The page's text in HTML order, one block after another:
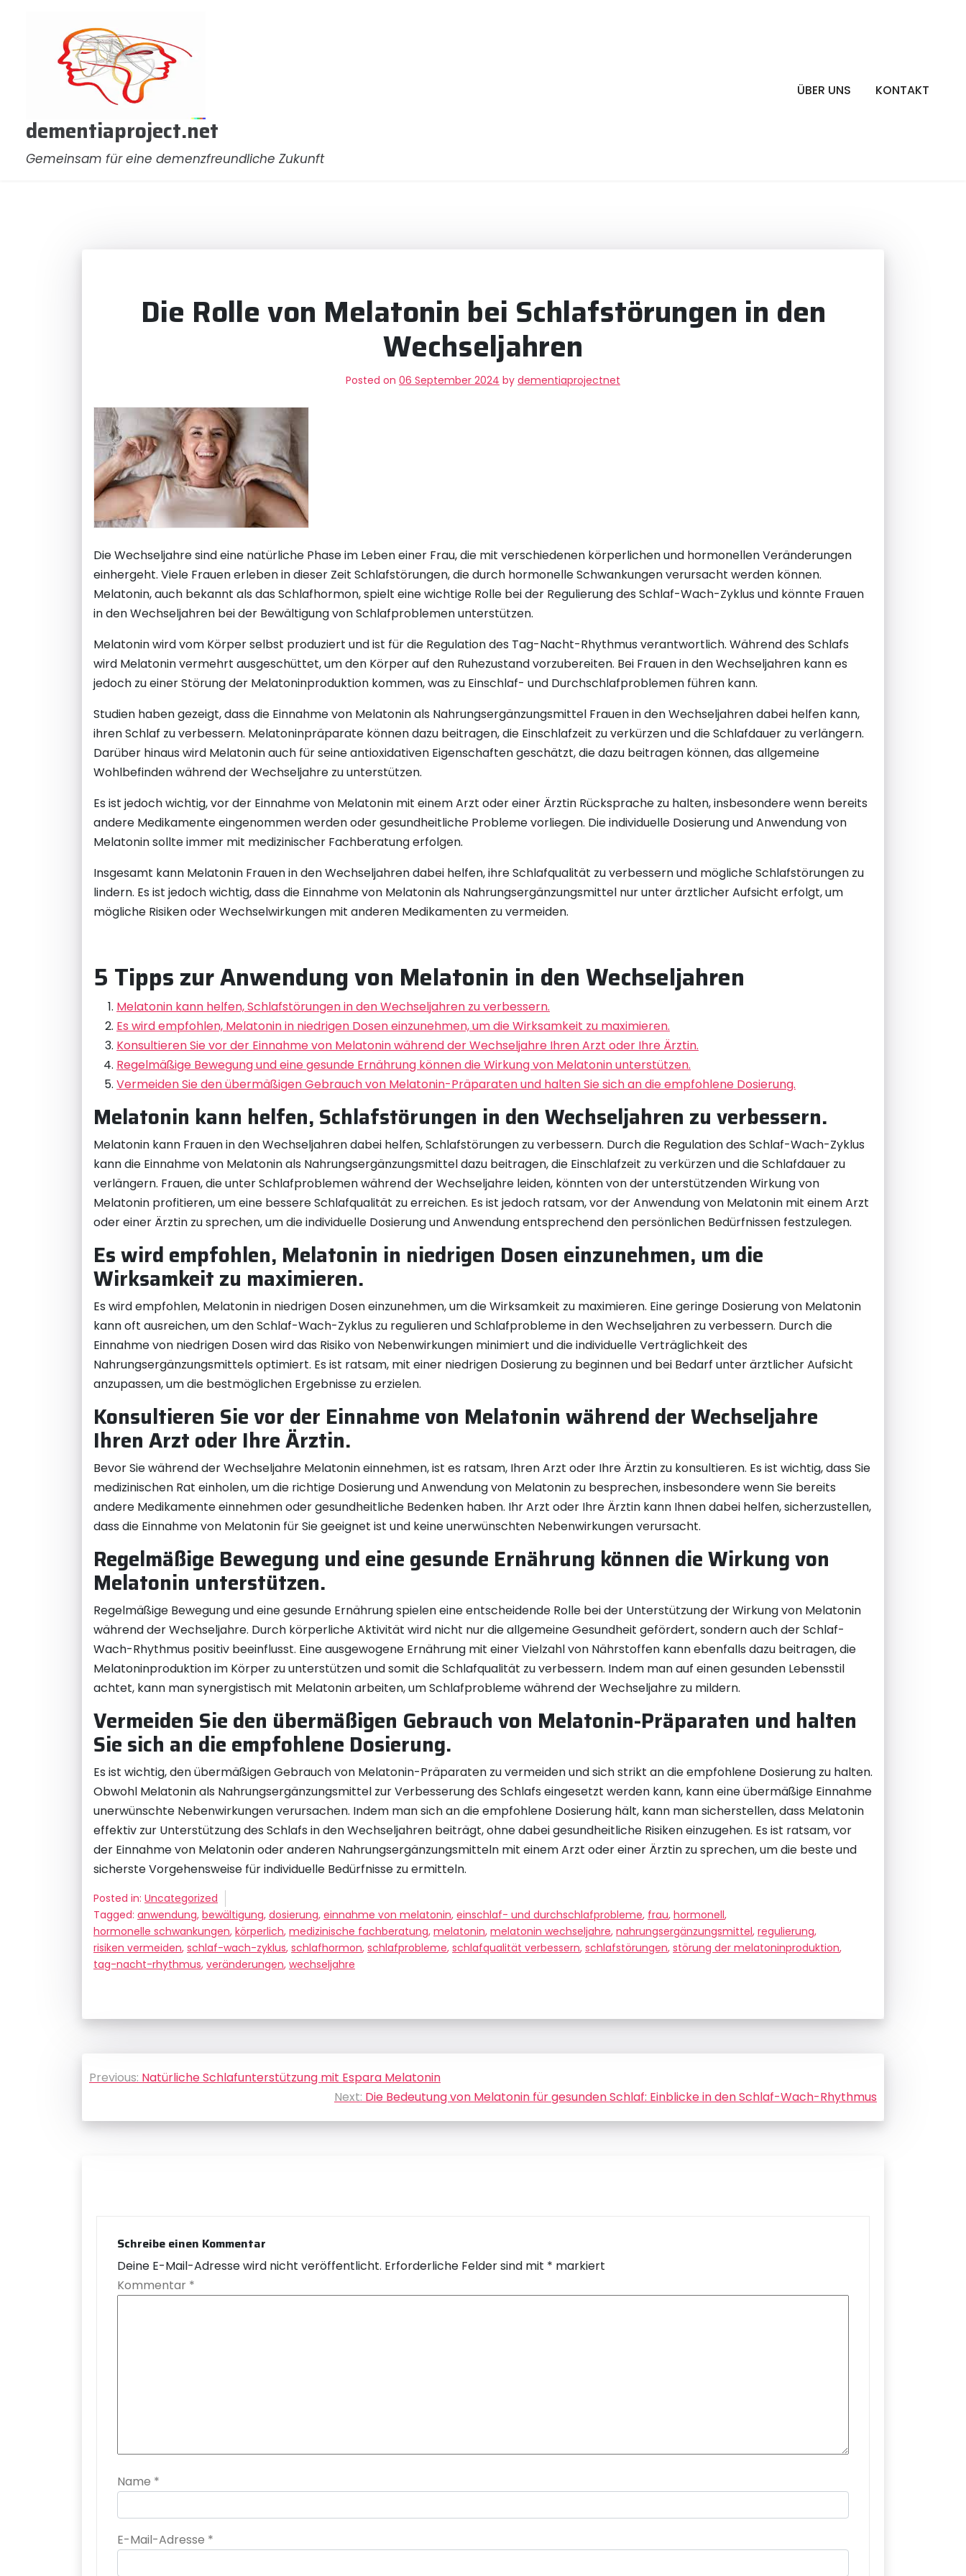
dementiaproject.net
Gemeinsam für eine demenzfreundliche Zukunft
ÜBER UNS KONTAKT
Die Rolle von Melatonin bei Schlafstörungen in den
Wechseljahren
Posted on 06 September 2024 by dementiaprojectnet
Die Wechseljahre sind eine natürliche Phase im Leben einer Frau, die mit verschiedenen körperlichen und hormonellen Veränderungen
einhergeht. Viele Frauen erleben in dieser Zeit Schlafstörungen, die durch hormonelle Schwankungen verursacht werden können.
Melatonin, auch bekannt als das Schlafhormon, spielt eine wichtige Rolle bei der Regulierung des Schlaf-Wach-Zyklus und könnte Frauen
in den Wechseljahren bei der Bewältigung von Schlafproblemen unterstützen.
Melatonin wird vom Körper selbst produziert und ist für die Regulation des Tag-Nacht-Rhythmus verantwortlich. Während des Schlafs
wird Melatonin vermehrt ausgeschüttet, um den Körper auf den Ruhezustand vorzubereiten. Bei Frauen in den Wechseljahren kann es
jedoch zu einer Störung der Melatoninproduktion kommen, was zu Einschlaf- und Durchschlafproblemen führen kann.
Studien haben gezeigt, dass die Einnahme von Melatonin als Nahrungsergänzungsmittel Frauen in den Wechseljahren dabei helfen kann,
ihren Schlaf zu verbessern. Melatoninpräparate können dazu beitragen, die Einschlafzeit zu verkürzen und die Schlafdauer zu verlängern.
Darüber hinaus wird Melatonin auch für seine antioxidativen Eigenschaften geschätzt, die dazu beitragen können, das allgemeine
Wohlbefinden während der Wechseljahre zu unterstützen.
Es ist jedoch wichtig, vor der Einnahme von Melatonin mit einem Arzt oder einer Ärztin Rücksprache zu halten, insbesondere wenn bereits
andere Medikamente eingenommen werden oder gesundheitliche Probleme vorliegen. Die individuelle Dosierung und Anwendung von
Melatonin sollte immer mit medizinischer Fachberatung erfolgen.
Insgesamt kann Melatonin Frauen in den Wechseljahren dabei helfen, ihre Schlafqualität zu verbessern und mögliche Schlafstörungen zu
lindern. Es ist jedoch wichtig, dass die Einnahme von Melatonin als Nahrungsergänzungsmittel nur unter ärztlicher Aufsicht erfolgt, um
mögliche Risiken oder Wechselwirkungen mit anderen Medikamenten zu vermeiden.
5 Tipps zur Anwendung von Melatonin in den Wechseljahren
Melatonin kann helfen, Schlafstörungen in den Wechseljahren zu verbessern.
Es wird empfohlen, Melatonin in niedrigen Dosen einzunehmen, um die Wirksamkeit zu maximieren.
Konsultieren Sie vor der Einnahme von Melatonin während der Wechseljahre Ihren Arzt oder Ihre Ärztin.
Regelmäßige Bewegung und eine gesunde Ernährung können die Wirkung von Melatonin unterstützen.
Vermeiden Sie den übermäßigen Gebrauch von Melatonin-Präparaten und halten Sie sich an die empfohlene Dosierung.
Melatonin kann helfen, Schlafstörungen in den Wechseljahren zu verbessern.
Melatonin kann Frauen in den Wechseljahren dabei helfen, Schlafstörungen zu verbessern. Durch die Regulation des Schlaf-Wach-Zyklus
kann die Einnahme von Melatonin als Nahrungsergänzungsmittel dazu beitragen, die Einschlafzeit zu verkürzen und die Schlafdauer zu
verlängern. Frauen, die unter Schlafproblemen während der Wechseljahre leiden, könnten von der unterstützenden Wirkung von
Melatonin profitieren, um eine bessere Schlafqualität zu erreichen. Es ist jedoch ratsam, vor der Anwendung von Melatonin mit einem Arzt
oder einer Ärztin zu sprechen, um die individuelle Dosierung und Anwendung entsprechend den persönlichen Bedürfnissen festzulegen.
Es wird empfohlen, Melatonin in niedrigen Dosen einzunehmen, um die
Wirksamkeit zu maximieren.
Es wird empfohlen, Melatonin in niedrigen Dosen einzunehmen, um die Wirksamkeit zu maximieren. Eine geringe Dosierung von Melatonin
kann oft ausreichen, um den Schlaf-Wach-Zyklus zu regulieren und Schlafprobleme in den Wechseljahren zu verbessern. Durch die
Einnahme von niedrigen Dosen wird das Risiko von Nebenwirkungen minimiert und die individuelle Verträglichkeit des
Nahrungsergänzungsmittels optimiert. Es ist ratsam, mit einer niedrigen Dosierung zu beginnen und bei Bedarf unter ärztlicher Aufsicht
anzupassen, um die bestmöglichen Ergebnisse zu erzielen.
Konsultieren Sie vor der Einnahme von Melatonin während der Wechseljahre
Ihren Arzt oder Ihre Ärztin.
Bevor Sie während der Wechseljahre Melatonin einnehmen, ist es ratsam, Ihren Arzt oder Ihre Ärztin zu konsultieren. Es ist wichtig, dass Sie
medizinischen Rat einholen, um die richtige Dosierung und Anwendung von Melatonin zu besprechen, insbesondere wenn Sie bereits
andere Medikamente einnehmen oder gesundheitliche Bedenken haben. Ihr Arzt oder Ihre Ärztin kann Ihnen dabei helfen, sicherzustellen,
dass die Einnahme von Melatonin für Sie geeignet ist und keine unerwünschten Nebenwirkungen verursacht.
Regelmäßige Bewegung und eine gesunde Ernährung können die Wirkung von
Melatonin unterstützen.
Regelmäßige Bewegung und eine gesunde Ernährung spielen eine entscheidende Rolle bei der Unterstützung der Wirkung von Melatonin
während der Wechseljahre. Durch körperliche Aktivität wird nicht nur die allgemeine Gesundheit gefördert, sondern auch der Schlaf-
Wach-Rhythmus positiv beeinflusst. Eine ausgewogene Ernährung mit einer Vielzahl von Nährstoffen kann ebenfalls dazu beitragen, die
Melatoninproduktion im Körper zu unterstützen und somit die Schlafqualität zu verbessern. Indem man auf einen gesunden Lebensstil
achtet, kann man synergistisch mit Melatonin arbeiten, um Schlafprobleme während der Wechseljahre zu mildern.
Vermeiden Sie den übermäßigen Gebrauch von Melatonin-Präparaten und halten
Sie sich an die empfohlene Dosierung.
Es ist wichtig, den übermäßigen Gebrauch von Melatonin-Präparaten zu vermeiden und sich strikt an die empfohlene Dosierung zu halten.
Obwohl Melatonin als Nahrungsergänzungsmittel zur Verbesserung des Schlafs eingesetzt werden kann, kann eine übermäßige Einnahme
unerwünschte Nebenwirkungen verursachen. Indem man sich an die empfohlene Dosierung hält, kann man sicherstellen, dass Melatonin
effektiv zur Unterstützung des Schlafs in den Wechseljahren beiträgt, ohne dabei gesundheitliche Risiken einzugehen. Es ist ratsam, vor
der Einnahme von Melatonin oder anderen Nahrungsergänzungsmitteln mit einem Arzt oder einer Ärztin zu sprechen, um die beste und
sicherste Vorgehensweise für individuelle Bedürfnisse zu ermitteln.
Posted in: Uncategorized
Tagged: anwendung, bewältigung, dosierung, einnahme von melatonin, einschlaf- und durchschlafprobleme, frau, hormonell,
hormonelle schwankungen, körperlich, medizinische fachberatung, melatonin, melatonin wechseljahre, nahrungsergänzungsmittel, regulierung,
risiken vermeiden, schlaf-wach-zyklus, schlafhormon, schlafprobleme, schlafqualität verbessern, schlafstörungen, störung der melatoninproduktion,
tag-nacht-rhythmus, veränderungen, wechseljahre
Beitragsnavigation
Previous: Natürliche Schlafunterstützung mit Espara Melatonin
Next: Die Bedeutung von Melatonin für gesunden Schlaf: Einblicke in den Schlaf-Wach-Rhythmus
Schreibe einen Kommentar
Deine E-Mail-Adresse wird nicht veröffentlicht. Erforderliche Felder sind mit * markiert
Kommentar *
Name *
E-Mail-Adresse *